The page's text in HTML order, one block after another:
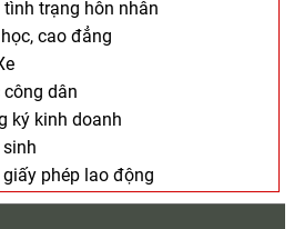
trạng hôn nhân
cao đẳng
dân
ký kinh doanh
phép lao động